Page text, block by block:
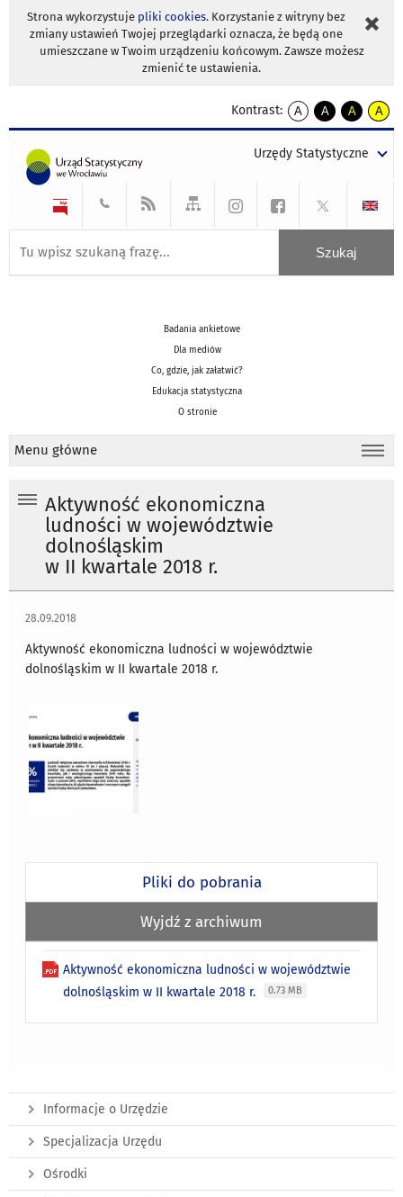
Strona wykorzystuje pliki cookies. Korzystanie z witryny bez
zmiany ustawień Twojej przeglądarki oznacza, że będą one
umieszczane w Twoim urządzeniu końcowym. Zawsze możesz
zmienić te ustawienia.
Kontrast:
A
kontrast
A
kontrast
tekst
czarnym
A
kontrast
tekst
czarnym
A
tekst
żółtym
Urzędy Statystyczne
Badania ankietowe
Dla mediów
Co, gdzie, jak załatwić?
Edukacja statystyczna
O stronie
Menu główne
Aktywność ekonomiczna
ludności w województwie
dolnośląskim
w II kwartale 2018 r.
28.09.2018
Aktywność ekonomiczna ludności w województwie
dolnośląskim w II kwartale 2018 r.
Pliki do pobrania
Wyjdź z archiwum
Aktywność ekonomiczna ludności w województwie
dolnośląskim w II kwartale 2018 r.
0.73 MB
Informacje o Urzędzie
Specjalizacja Urzędu
Ośrodki